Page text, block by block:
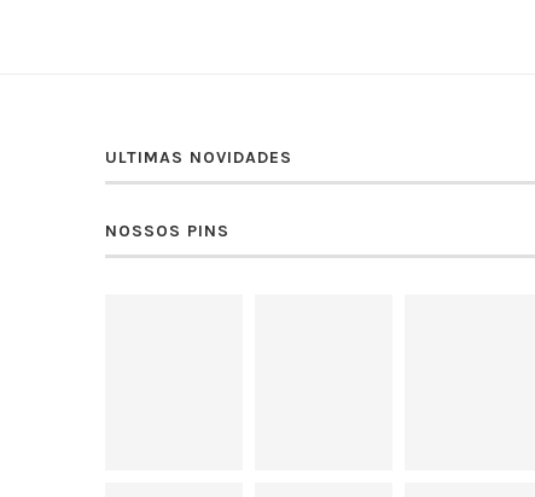
ULTIMAS NOVIDADES
NOSSOS PINS